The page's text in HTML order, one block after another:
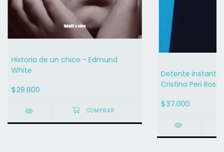
Historia de un chico - Edmund
White
$29.800
Detente
Cristina Peri Rossi
$37.000